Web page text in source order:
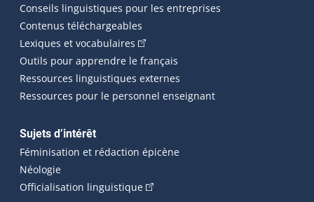
Conseils linguistiques pour les entreprises
Contenus téléchargeables
Lexiques et vocabulaires (Cet hyperlien externe s'ouvrira
Outils pour apprendre le français
Ressources linguistiques externes
Ressources pour le personnel enseignant
Sujets d’intérêt
Féminisation et rédaction épicène
Néologie
Officialisation linguistique(Cet hyperlien externe s'ouvrira